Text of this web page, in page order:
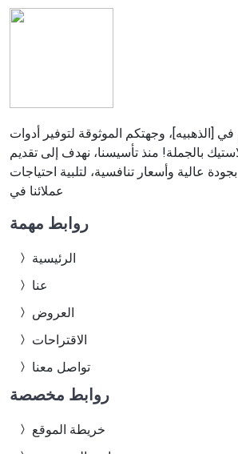
في [الذهبيه]، وجهتكم الموثوقة لتوفير أدوات
بالجملة! منذ تأسيسنا، نهدف إلى تقديم
عالية وأسعار تنافسية، لتلبية احتياجات
عملائنا في
روابط مهمة
الرئيسية
عنا
العروض
الاقتراحات
تواصل معنا
روابط مخصصة
خريطة الموقع